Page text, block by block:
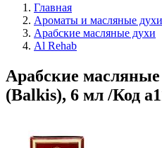
Главная
Ароматы и масляные духи
Арабские масляные духи
Al Rehab
Арабские
(Balkis), 6 мл /Код